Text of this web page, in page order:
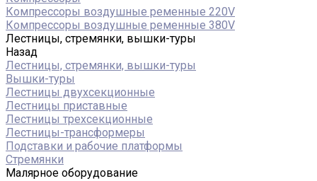
Компрессоры воздушные ременные 220V
Компрессоры воздушные ременные 380V
Лестницы, стремянки, вышки-туры
Назад
Лестницы, стремянки, вышки-туры
Вышки-туры
Лестницы двухсекционные
Лестницы приставные
Лестницы трехсекционные
Лестницы-трансформеры
Подставки и рабочие платформы
Стремянки
Малярное оборудование